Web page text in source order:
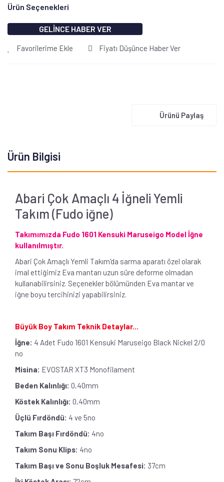
Ürün Seçenekleri
GELİNCE HABER VER
Favorilerime Ekle Fiyatı Düşünce Haber Ver
Ürünü Paylaş
Ürün Bilgisi
Abari Çok Amaçlı 4 İğneli Yemli
Takım (Fudo iğne)
Takımımızda Fudo 1601 Kensuki Maruseigo Model İğne
kullanılmıştır.
Abari Çok Amaçlı Yemli Takım'da sarma aparatı özel olarak
imal ettiğimiz Eva mantarı uzun süre deforme olmadan
kullanabilirsiniz. Seçenekler bölümünden Eva mantar ve
iğne boyu tercihinizi yapabilirsiniz.
Büyük Boy Takım Teknik Detaylar...
İğne: 4 Adet Fudo 1601 Kensuki Maruseigo Black Nickel 2/0
no
Misina: EVOSTAR XT3 Monofilament
Beden Kalınlığı: 0,40mm
Köstek Kalınlığı: 0,40mm
Üçlü Fırdöndü: 4 ve 5no
Takım Başı Fırdöndü: 4no
Takım Sonu Klips: 4no
Takım Başı ve Sonu Boşluk Mesafesi: 37cm